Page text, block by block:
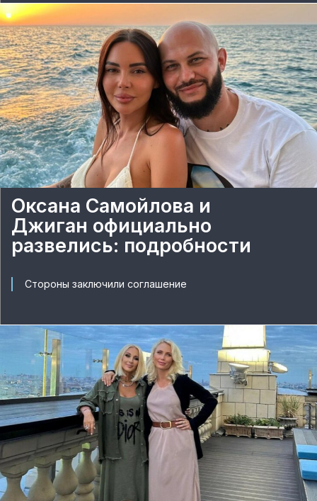
Оксана Самойлова и
Джиган официально
развелись: подробности
Стороны заключили соглашение